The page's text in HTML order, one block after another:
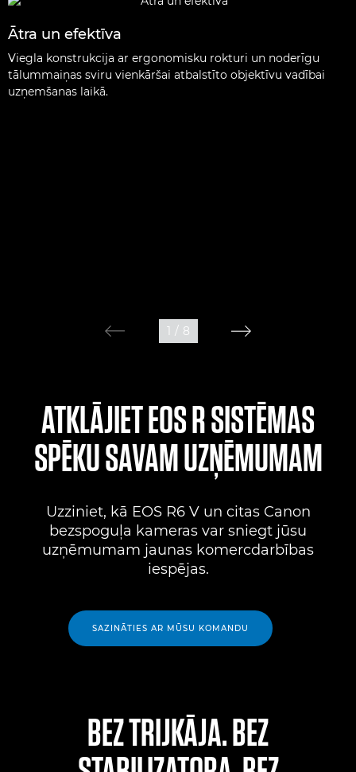
Ātra un efektīva
Viegla konstrukcija ar ergonomisku rokturi un noderīgu
tālummaiņas sviru vienkāršai atbalstīto objektīvu vadībai
uzņemšanas laikā.
1 / 8
ATKLĀJIET EOS R SISTĒMAS
SPĒKU SAVAM UZŅĒMUMAM
Uzziniet, kā EOS R6 V un citas Canon
bezspoguļa kameras var sniegt jūsu
uzņēmumam jaunas komercdarbības
iespējas.
SAZINĀTIES AR MŪSU KOMANDU
BEZ TRIJKĀJA. BEZ